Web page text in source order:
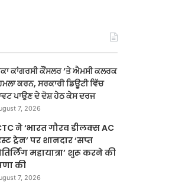
ਕਾਂਗਰਸੀ ਕੌਂਸਲਰ ‘ਤੇ ਐਮਸੀ ਕਲਰਕ
ਕਰਨ, ਸਰਕਾਰੀ ਡਿਊਟੀ ਵਿੱਚ
ਪਾਉਣ ਦੇ ਦੋਸ਼ ਹੇਠ ਕੇਸ ਦਰਜ
7, 2026
ने ‘भारत गौरव डीलक्स AC
ट्रेन’ पर शानदार ‘सप्त
महायात्रा’ शुरू करने की
की
7, 2026